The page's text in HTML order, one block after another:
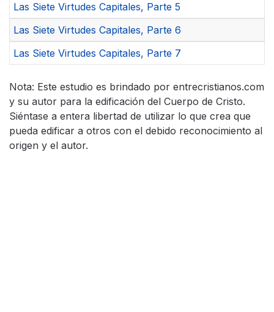
Las Siete Virtudes Capitales, Parte 5
Las Siete Virtudes Capitales, Parte 6
Las Siete Virtudes Capitales, Parte 7
Nota: Este estudio es brindado por entrecristianos.com
y su autor para la edificación del Cuerpo de Cristo.
Siéntase a entera libertad de utilizar lo que crea que
pueda edificar a otros con el debido reconocimiento al
origen y el autor.